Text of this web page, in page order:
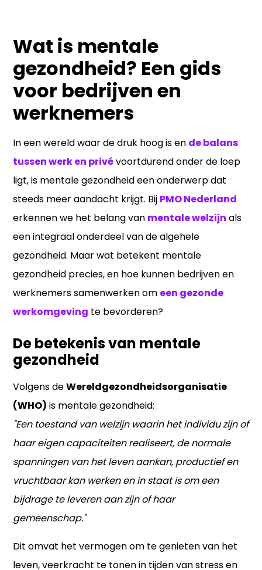
Wat is mentale
gezondheid? Een gids
voor bedrijven en
werknemers
In een wereld waar de druk hoog is en de balans
tussen werk en privévoortdurend onder de loep
ligt, is mentale gezondheid een onderwerp dat
steeds meer aandacht krijgt. Bij PMO Nederland
erkennen we het belang van mentale welzijn als
een integraal onderdeel van de algehele
gezondheid. Maar wat betekent mentale
gezondheid precies, en hoe kunnen bedrijven en
werknemers samenwerken om een gezonde
werkomgeving te bevorderen?
De betekenis van mentale
gezondheid
Volgens deWereldgezondheidsorganisatie
(WHO) is mentale gezondheid:
"Een toestand van welzijn waarin het individu zijn of
haar eigen capaciteiten realiseert, de normale
spanningen van het leven aankan, productief en
vruchtbaar kan werken en in staat is om een
bijdrage te leveren aan zijn of haar
gemeenschap."
Dit omvat het vermogen om te genieten van het
leven, veerkracht te tonen in tijden van stress en